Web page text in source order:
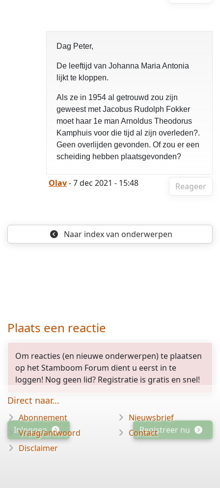
Dag Peter,
De leeftijd van Johanna Maria Antonia
lijkt te kloppen.
Als ze in 1954 al getrouwd zou zijn
geweest met Jacobus Rudolph Fokker
moet haar 1e man Arnoldus Theodorus
Kamphuis voor die tijd al zijn overleden?.
Geen overlijden gevonden. Of zou er een
scheiding hebben plaatsgevonden?
Reageer
Olav- 7 dec 2021 - 15:48
Naar indexvan onderwerpen
Plaats een reactie
Om reacties (en nieuwe onderwerpen) te plaatsen
op het Stamboom Forum dient u eerst in te
loggen! Nog geen lid? Registratie is gratis en snel!
Inloggen Registreer nu
Direct naar...
Abonnement
Vraag/antwoord
Disclaimer
Nieuwsbrief
Contact